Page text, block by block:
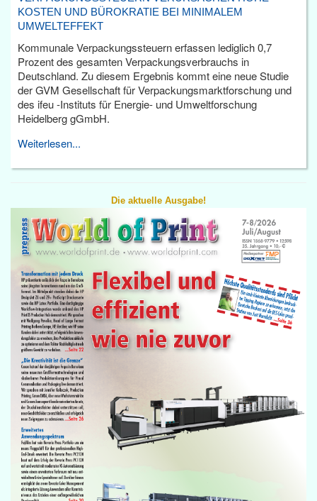
KOSTEN UND BÜROKRATIE BEI MINIMALEM
UMWELTEFFEKT
Kommunale Verpackungssteuern erfassen lediglich 0,7
Prozent des gesamten Verpackungsverbrauchs in
Deutschland. Zu diesem Ergebnis kommt eine neue Studie
der GVM Gesellschaft für Verpackungsmarktforschung und
des ifeu -Instituts für Energie- und Umweltforschung
Heidelberg gGmbH.
Weiterlesen...
Die aktuelle Ausgabe!